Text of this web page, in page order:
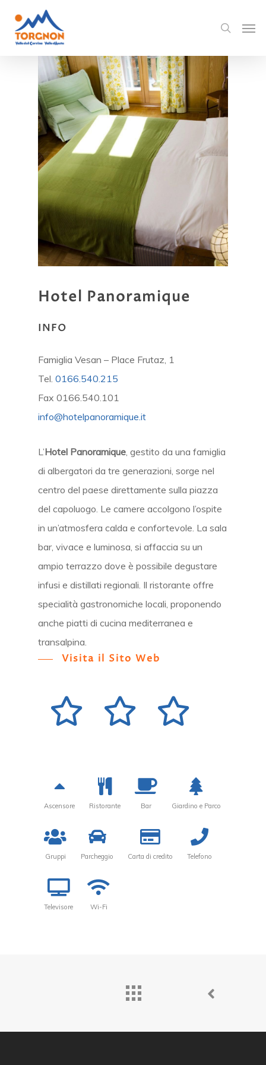
Hotel Panoramique
INFO
Famiglia Vesan – Place Frutaz, 1
Tel.0166.540.215
Fax 0166.540.101
info@hotelpanoramique.it
L’Hotel Panoramique, gestito da una famiglia
di albergatori da tre generazioni, sorge nel
centro del paese direttamente sulla piazza
del capoluogo. Le camere accolgono l’ospite
in un’atmosfera calda e confortevole. La sala
bar, vivace e luminosa, si affaccia su un
ampio terrazzo dove è possibile degustare
infusi e distillati regionali. Il ristorante offre
specialità gastronomiche locali, proponendo
anche piatti di cucina mediterranea e
transalpina.
Visita il Sito Web
Ascensore Ristorante Bar Giardino e Parco
Gruppi Parcheggio Carta di credito Telefono
Televisore Wi-Fi